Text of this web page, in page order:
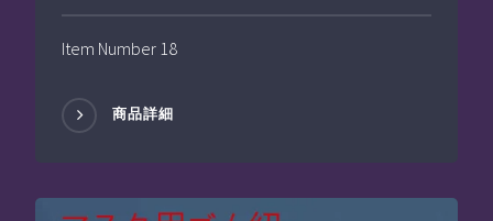
Item Number 18
商品詳細